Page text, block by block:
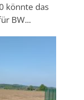
könnte das
BW...